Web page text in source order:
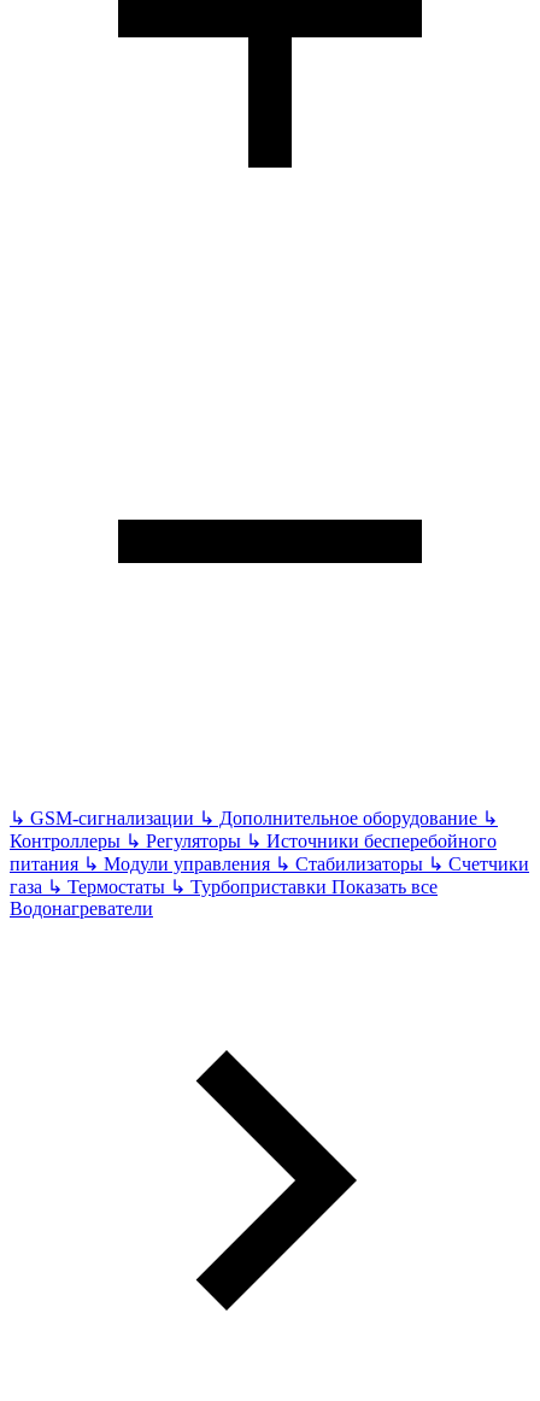
↳ GSM-сигнализации ↳ Дополнительное оборудование ↳
Контроллеры ↳ Регуляторы ↳ Источники бесперебойного
питания ↳ Модули управления ↳ Стабилизаторы ↳ Счетчики
газа ↳ Термостаты ↳ Турбоприставки Показать все
Водонагреватели